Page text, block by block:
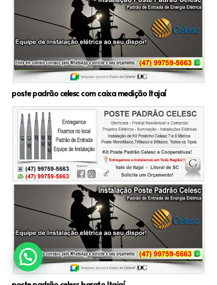
poste padrão celesc com caixa medição Itajaí